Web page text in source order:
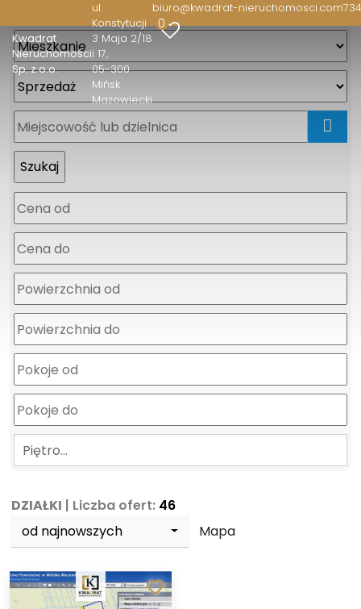
Kwadrat
Nieruchomości
Sp. z o.o.
ul.
Konstytucji
3 Maja 2/18
i 17
05-300
Mińsk
Mazowiecki
biuro@kwadrat-nieruchomosci.com
0
Piętro…
DZIAŁKI | Liczba ofert: 46
od najnowszych
Mapa